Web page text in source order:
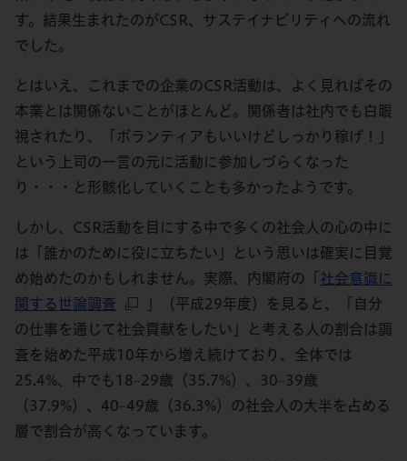
す。結果生まれたのがCSR、サステイナビリティへの流れ
でした。
とはいえ、これまでの企業のCSR活動は、よく見ればその
本業とは関係ないことがほとんど。関係者は社内でも白眼
視されたり、「ボランティアもいいけどしっかり稼げ！」
という上司の一言の元に活動に参加しづらくなった
り・・・と形骸化していくことも多かったようです。
しかし、CSR活動を目にする中で多くの社会人の心の中に
は「誰かのために役に立ちたい」という思いは確実に目覚
め始めたのかもしれません。実際、内閣府の「 社会意識に
関する世論調査
」（平成29年度）を見ると、「自分
の仕事を通じて社会貢献をしたい」と考える人の割合は調
査を始めた平成10年から増え続けており、全体では
25.4%、中でも18~29歳（35.7%）、30~39歳
（37.9%）、40~49歳（36.3%）の社会人の大半を占める
層で割合が高くなっています。